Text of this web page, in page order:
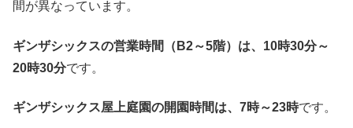
間が異なっています。
ギンザシックスの営業時間（B2～5階）は、10時30分～
20時30分です。
ギンザシックス屋上庭園の開園時間は、7時～23時です。